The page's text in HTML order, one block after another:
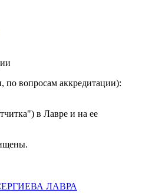
по вопросам аккредитации):
в Лавре и на ее
ЛАВРА